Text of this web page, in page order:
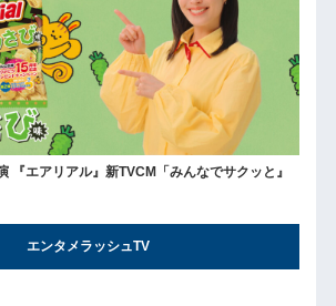
『エアリアル』新TVCM「みんなでサクッと』
エンタメラッシュTV